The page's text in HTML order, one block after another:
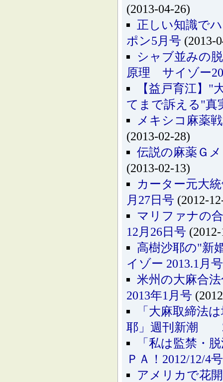
(2013-04-26)
正しい知識で
ポン5月号 (2013-
シャブ並みの
原理 サイゾー
【益戸育江】
てまで訴える"真
メキシコ麻薬
(2013-02-28)
伝説の麻薬Ｇ
(2013-02-13)
カーター元大
月27日号 (2012-
マリファナの
12月26日号
高樹沙耶の"新
イゾー 2013.1月号
米州の大麻合
2013年1月号
「大麻取締法
耶」週刊新潮
「私は監禁・
ＰＡ！2012/12/4号
アメリカで花